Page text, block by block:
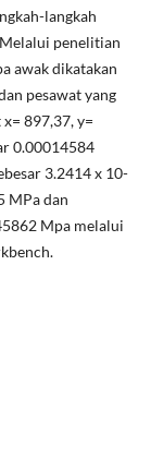
langkah
penelitian
awak dikatakan
pesawat yang
897,37, y=
0.00014584
3.2414 x 10-
MPa dan
Mpa melalui